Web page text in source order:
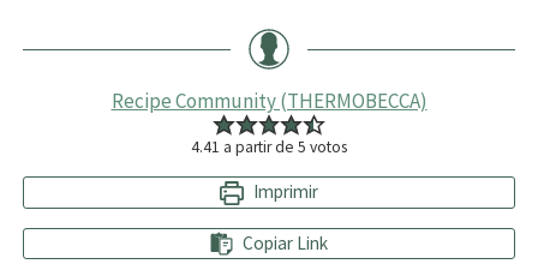
Recipe Community (THERMOBECCA)
4.41 a partir de 5 votos
Imprimir
Copiar Link